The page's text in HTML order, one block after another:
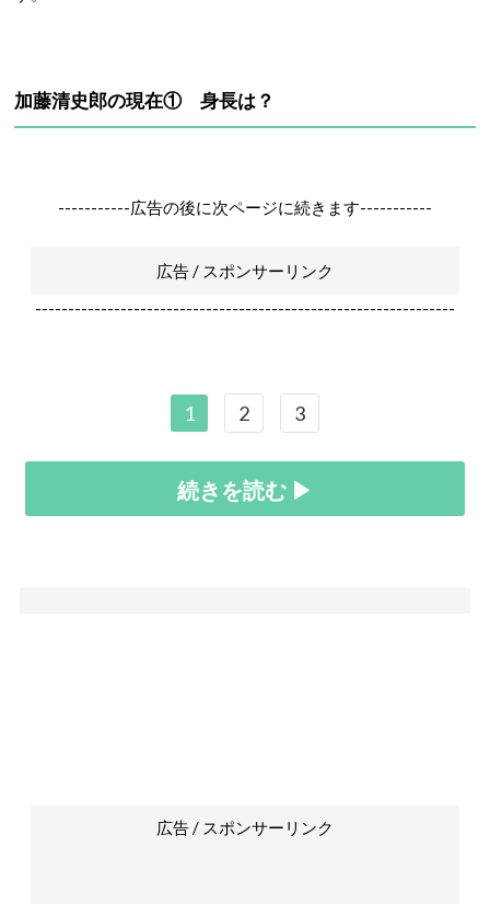
加藤清史郎の現在① 身長は？
-----------広告の後に次ページに続きます-----------
広告 / スポンサーリンク
----------------------------------------------------------------
1 2 3
続きを読む ▶
広告 / スポンサーリンク